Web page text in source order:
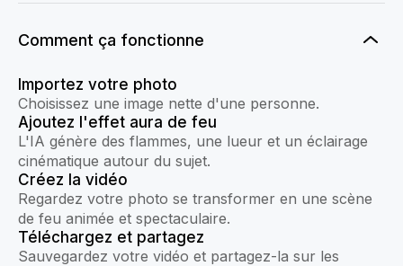
Comment ça fonctionne
Importez votre photo
Choisissez une image nette d'une personne.
Ajoutez l'effet aura de feu
L'IA génère des flammes, une lueur et un éclairage
cinématique autour du sujet.
Créez la vidéo
Regardez votre photo se transformer en une scène
de feu animée et spectaculaire.
Téléchargez et partagez
Sauvegardez votre vidéo et partagez-la sur les